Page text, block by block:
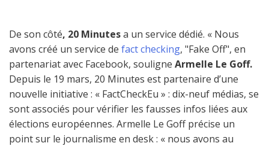
De son côté, 20 Minutesa un service dédié. « Nous
avons créé un service de fact checking, "Fake Off", en
partenariat avec Facebook, souligne Armelle Le Goff.
Depuis le 19 mars, 20 Minutes est partenaire d’une
nouvelle initiative : « FactCheckEu » : dix-neuf médias, se
sont associés pour vérifier les fausses infos liées aux
élections européennes. Armelle Le Goff précise un
point sur le journalisme en desk : « nous avons au